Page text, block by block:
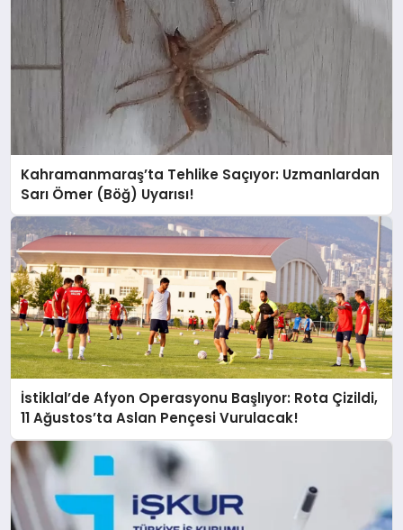
Kahramanmaraş’ta Tehlike Saçıyor: Uzmanlardan
Sarı Ömer (Böğ) Uyarısı!
İstiklal’de Afyon Operasyonu Başlıyor: Rota Çizildi,
11 Ağustos’ta Aslan Pençesi Vurulacak!